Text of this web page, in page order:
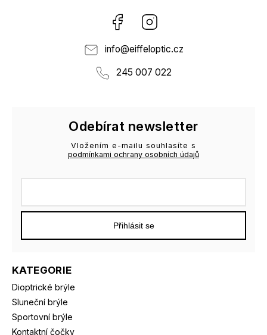
Facebook
info@eiffeloptic.cz
245 007 022
KATEGORIE
Dioptrické brýle
Sluneční brýle
Sportovní brýle
Kontaktní čočky
Odebírat newsletter
Vložením e-mailu souhlasíte s
podmínkami ochrany osobních údajů
Přihlásit se